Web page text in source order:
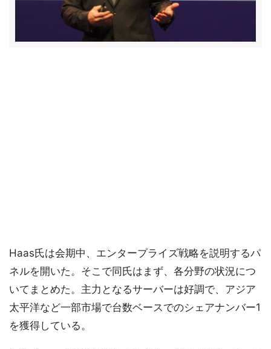
Haas氏は会期中、エンタープライズ戦略を説明するパ
ネルを開いた。そこで同氏はまず、各分野の状況につ
いてまとめた。主力となるサーバーは好調で、アジア
太平洋など一部市場で台数ベースでのシェアナンバー1
を獲得している。